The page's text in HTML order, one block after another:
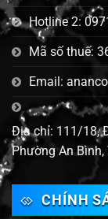
Hotline 2:
Mã số thuế:
Email:
Địa chỉ: 111/18,
Phường An
CHÍNH